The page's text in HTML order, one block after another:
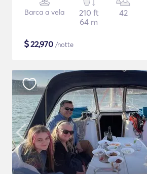
Barca a vela
210 ft
64 m
42
$22,970 /notte